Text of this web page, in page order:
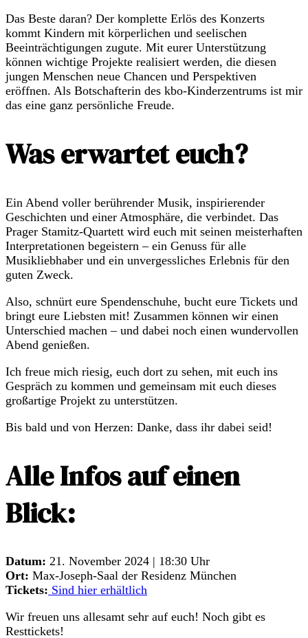
Das Beste daran? Der komplette Erlös des Konzerts
kommt Kindern mit körperlichen und seelischen
Beeinträchtigungen zugute. Mit eurer Unterstützung
können wichtige Projekte realisiert werden, die diesen
jungen Menschen neue Chancen und Perspektiven
eröffnen. Als Botschafterin des kbo-Kinderzentrums ist mir
das eine ganz persönliche Freude.
Was erwartet euch?
Ein Abend voller berührender Musik, inspirierender
Geschichten und einer Atmosphäre, die verbindet. Das
Prager Stamitz-Quartett wird euch mit seinen meisterhaften
Interpretationen begeistern – ein Genuss für alle
Musikliebhaber und ein unvergessliches Erlebnis für den
guten Zweck.
Also, schnürt eure Spendenschuhe, bucht eure Tickets und
bringt eure Liebsten mit! Zusammen können wir einen
Unterschied machen – und dabei noch einen wundervollen
Abend genießen.
Ich freue mich riesig, euch dort zu sehen, mit euch ins
Gespräch zu kommen und gemeinsam mit euch dieses
großartige Projekt zu unterstützen.
Bis bald und von Herzen: Danke, dass ihr dabei seid!
Alle Infos auf einen
Blick:
Datum: 21. November 2024 | 18:30 Uhr
Ort: Max-Joseph-Saal der Residenz München
Tickets: Sind hier erhältlich
Wir freuen uns allesamt sehr auf euch! Noch gibt es
Resttickets!